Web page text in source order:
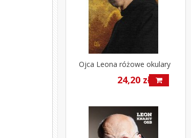
Ojca Leona różowe okulary
24,20 zł